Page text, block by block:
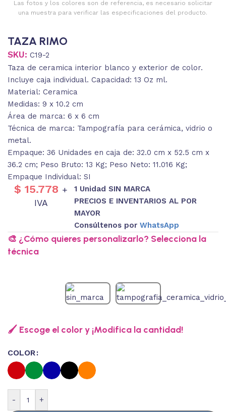
Las fotos y los colores son de referencia, es necesario solicitar
una muestra para verificar las especificaciones del producto.
TAZA RIMO
SKU: C19-2
Taza de ceramica interior blanco y exterior de color.
Incluye caja individual. Capacidad: 13 Oz ml.
Material: Ceramica
Medidas: 9 x 10.2 cm
Área de marca: 6 x 6 cm
Técnica de marca: Tampografía para cerámica, vidrio o
metal.
Empaque: 36 Unidades en caja de: 32.0 cm x 52.5 cm x
36.2 cm; Peso Bruto: 13 Kg; Peso Neto: 11.016 Kg;
Empaque Individual: SI
$ 15.778 +
IVA
1 Unidad SIN MARCA
PRECIOS E INVENTARIOS AL POR
MAYOR
Consúltenos porWhatsApp
🎨 ¿Cómo quieres personalizarlo? Selecciona la
técnica
🖌️ Escoge el color y ¡Modifica la cantidad!
COLOR
- +